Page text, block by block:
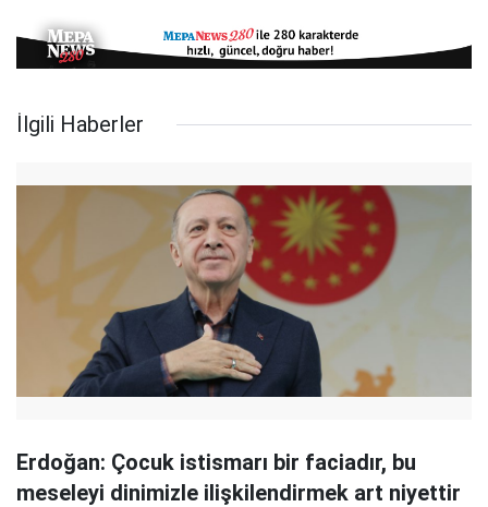
İlgili Haberler
Erdoğan: Çocuk istismarı bir faciadır, bu
meseleyi dinimizle ilişkilendirmek art niyettir